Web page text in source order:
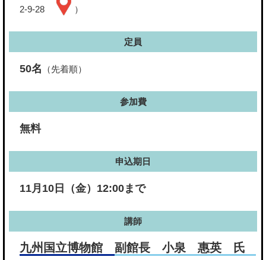
2-9-28 ）
定員
50名 （先着順）
参加費
無料
申込期日
11月10日（金）12:00まで
講師
九州国立博物館 副館長 小泉 惠英 氏